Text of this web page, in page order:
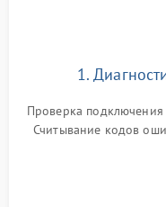
1.
Проверка подключения
Считывание кодов
выявления